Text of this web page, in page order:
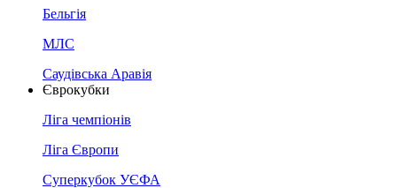
Бельгія
МЛС
Саудівська Аравія
Єврокубки
Ліга чемпіонів
Ліга Європи
Суперкубок УЄФА